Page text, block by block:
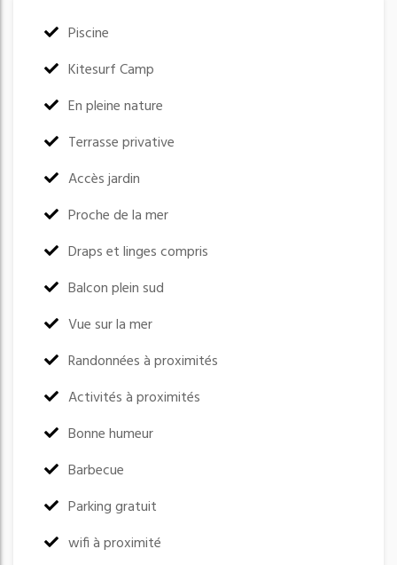
:Piscine
:Kitesurf Camp
:En pleine nature
Terrasse privative
:Accès jardin
:Proche de la mer
:Draps et linges compris
:Balcon plein sud
:Vue sur la mer
:Randonnées à proximités
:Activités à proximités
:Bonne humeur
:Barbecue
:Parking gratuit
:wifi à proximité